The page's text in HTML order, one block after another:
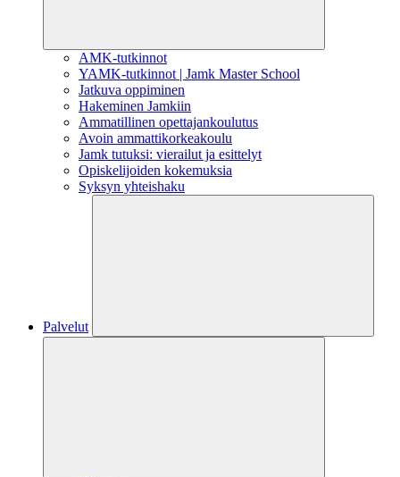
AMK-tutkinnot
YAMK-tutkinnot | Jamk Master School
Jatkuva oppiminen
Hakeminen Jamkiin
Ammatillinen opettajankoulutus
Avoin ammattikorkeakoulu
Jamk tutuksi: vierailut ja esittelyt
Opiskelijoiden kokemuksia
Syksyn yhteishaku
Palvelut